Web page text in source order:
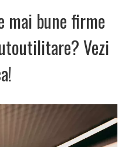
mai bune firme
Vezi